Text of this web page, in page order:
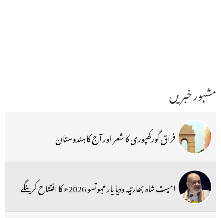
مشہور خبریں
فراق گورکھپوری کا شعر اور آج کا ہندوستان
امیت شاہ بھارتیہ ودیا پار مہوتسو 2026ء کا افتتاح کرینگے